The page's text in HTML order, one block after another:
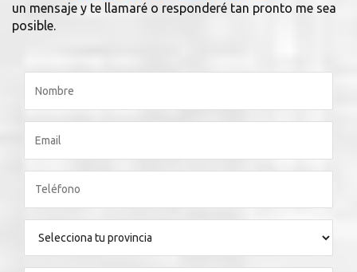
un mensaje y te llamaré o responderé tan pronto me sea
posible.